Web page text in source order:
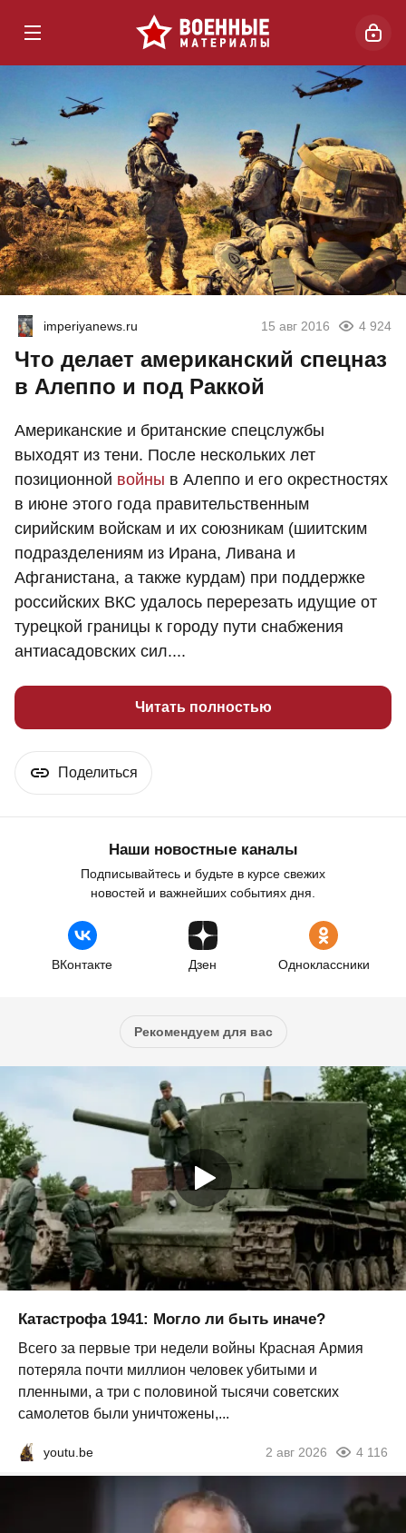
imperiyanews.ru 15 авг 2016 4 924
Что делает американский спецназ
в Алеппо и под Раккой
Американские и британские спецслужбы
выходят из тени. После нескольких лет
позиционной войны в Алеппо и его окрестностях
в июне этого года правительственным
сирийским войскам и их союзникам (шиитским
подразделениям из Ирана, Ливана и
Афганистана, а также курдам) при поддержке
российских ВКС удалось перерезать идущие от
турецкой границы к городу пути снабжения
антиасадовских сил....
Читать полностью
Поделиться
Наши новостные каналы
Подписывайтесь и будьте в курсе свежих
новостей и важнейших событиях дня.
ВКонтакте Дзен Одноклассники
Рекомендуем для вас
Катастрофа 1941: Могло ли быть иначе?
Всего за первые три недели войны Красная Армия
потеряла почти миллион человек убитыми и
пленными, а три с половиной тысячи советских
самолетов были уничтожены,...
youtu.be 2 авг 2026 4 116